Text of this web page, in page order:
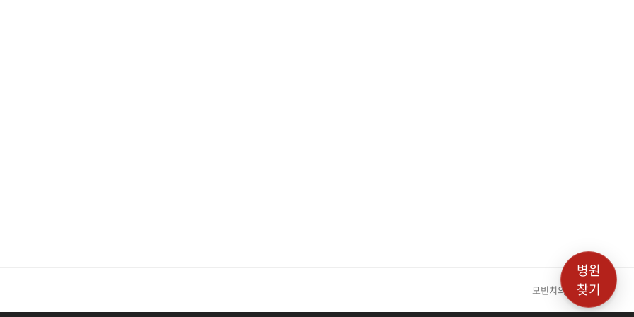
모빈치의원
병원
찾기